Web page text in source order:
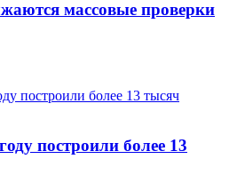
массовые проверки
построили более 13